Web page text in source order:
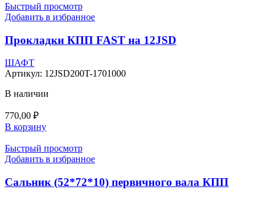
Быстрый просмотр
Добавить в избранное
Прокладки КПП FAST на 12JSD
ШАФТ
Артикул: 12JSD200T-1701000
В наличии
770,00 ₽
В корзину
Быстрый просмотр
Добавить в избранное
Сальник (52*72*10) первичного вала КПП